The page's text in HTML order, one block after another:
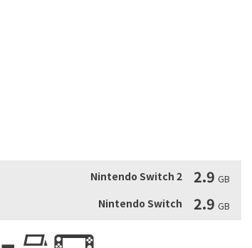
Nintendo Switch 2 2.9 GB
Nintendo Switch 2.9 GB